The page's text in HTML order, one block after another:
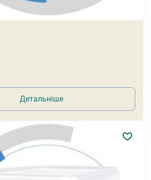
Детальніше